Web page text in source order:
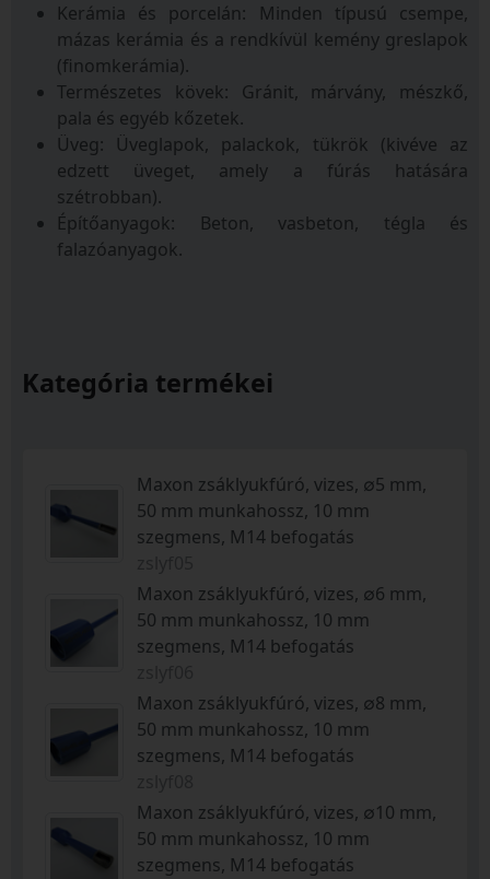
Kerámia és porcelán: Minden típusú csempe,
mázas kerámia és a rendkívül kemény greslapok
(finomkerámia).
Természetes kövek: Gránit, márvány, mészkő,
pala és egyéb kőzetek.
Üveg: Üveglapok, palackok, tükrök (kivéve az
edzett üveget, amely a fúrás hatására
szétrobban).
Építőanyagok: Beton, vasbeton, tégla és
falazóanyagok.
Kategória termékei
Maxon zsáklyukfúró, vizes, ∅5 mm,
50 mm munkahossz, 10 mm
szegmens, M14 befogatás
Maxon zsáklyukfúró, vizes, ∅6 mm,
50 mm munkahossz, 10 mm
szegmens, M14 befogatás
Maxon zsáklyukfúró, vizes, ∅8 mm,
50 mm munkahossz, 10 mm
szegmens, M14 befogatás
Maxon zsáklyukfúró, vizes, ∅10 mm,
50 mm munkahossz, 10 mm
szegmens, M14 befogatás